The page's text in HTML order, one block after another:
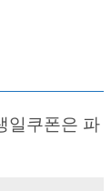
일쿠폰은 파